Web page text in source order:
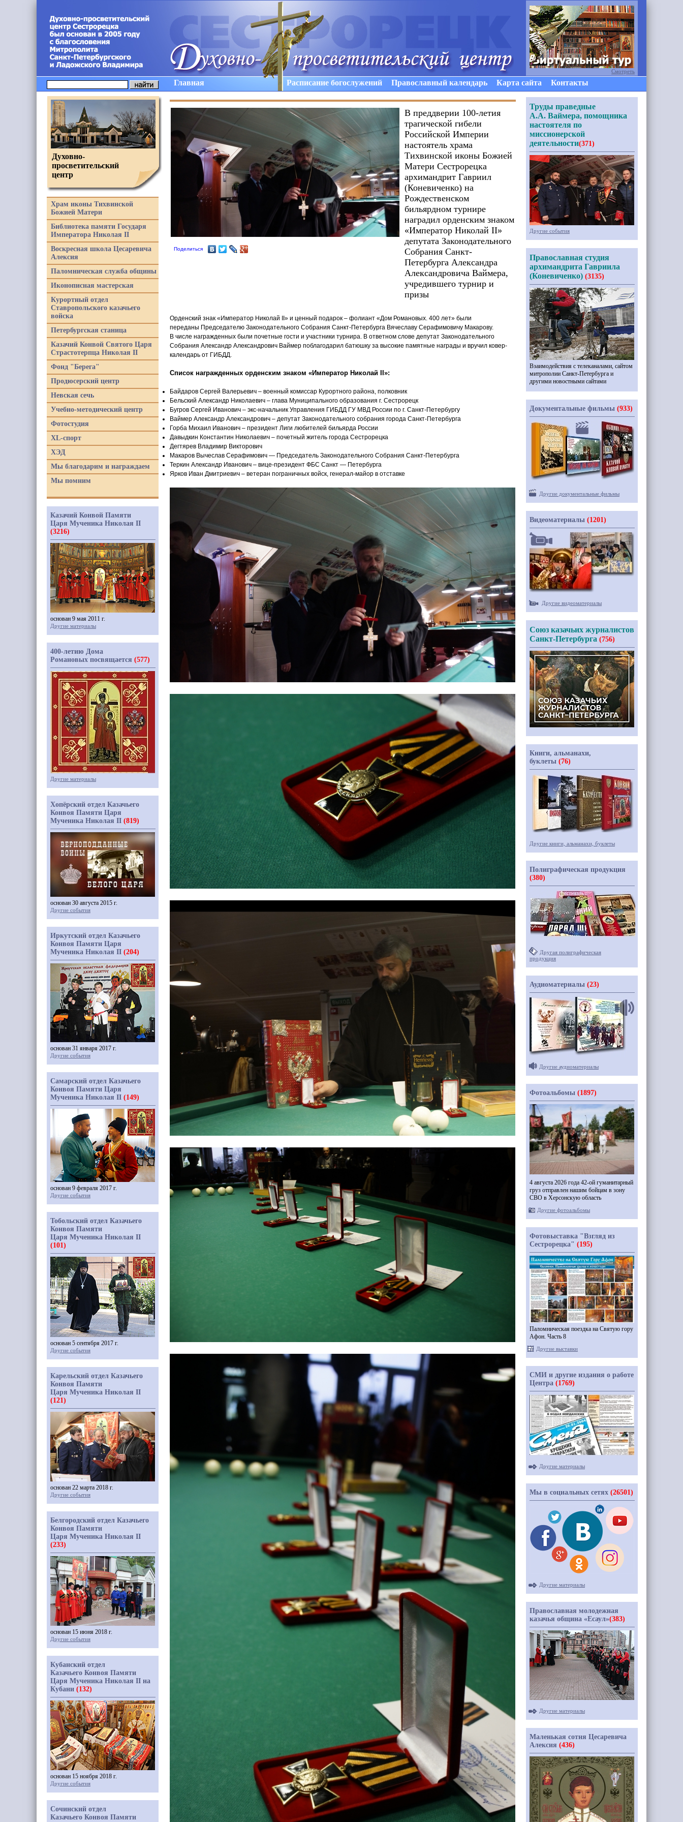
Главная Расписание богослужений Православный календарь Карта сайта Контакты
Поделиться
В преддверии 100-летия
трагической гибели
Российской Империи
настоятель храма
Тихвинской иконы Божией
Матери Сестрорецка
архимандрит Гавриил
(Коневиченко) на
Рождественском
бильярдном турнире
наградил орденским знаком
«Император Николай II»
депутата Законодательного
Собрания Санкт-
Петербурга Александра
Александровича Ваймера,
учредившего турнир и
призы
Орденский знак « Император Николай II» и ценный подарок – фолиант «Дом Романовых. 400 лет» были
переданы Председателю Законодательного Собрания Санкт-Петербурга Вячеславу Серафимовичу Макарову.
В числе награжденных были почетные гости и участники турнира. В ответном слове депутат Законодательного
Собрания Александр Александрович Ваймер поблагодарил батюшку за высокие памятные награды и вручил ковер-
календарь от ГИБДД.
Список награжденных орденским знаком «Император Николай II»:
Байдаров Сергей Валерьевич – военный комиссар Курортного района, полковник
Бельский Александр Николаевич – глава Муниципального образования г. Сестрорецк
Бугров Сергей Иванович – экс-начальник Управления ГИБДД ГУ МВД России по г. Санкт-Петербургу
Ваймер Александр Александрович – депутат Законодательного собрания города Санкт-Петербурга
Горба Михаил Иванович – президент Лиги любителей бильярда России
Давыдкин Константин Николаевич – почетный житель города Сестрорецка
Дегтярев Владимир Викторович
Макаров Вычеслав Серафимович — Председатель Законодательного Собрания Санкт-Петербурга
Теркин Александр Иванович – вице-президент ФБС Санкт — Петербурга
Ярков Иван Дмитриевич – ветеран пограничных войск, генерал-майор в отставке
Духовно-
просветительский
центр
Храм иконы Тихвинской
Божией Матери
Библиотека памяти Государя
Императора Николая II
Воскресная школа Цесаревича
Алексия
Паломническая служба общины
Иконописная мастерская
Курортный отдел
Ставропольского казачьего
войска
Петербургская станица
Казачий Конвой Святого Царя
Страстотерпца Николая II
Фонд "Берега"
Продюсерский центр
Невская сечь
Учебно-методический центр
Фотостудия
XL-спорт
ХЭД
Мы благодарим и награждаем
Мы помним
Казачий Конвой Памяти
Царя Мученика Николая II
(3216)
основан 9 мая 2011 г.
Другие материалы
400-летию Дома
Романовых посвящается (577)
Другие материалы
Хопёрский отдел Казачьего
Конвоя Памяти Царя
Мученика Николая II (819)
основан 30 августа 2015 г.
Другие события
Иркутский отдел Казачьего
Конвоя Памяти Царя
Мученика Николая II (204)
основан 31 января 2017 г.
Другие события
Самарский отдел Казачьего
Конвоя Памяти Царя
Мученика Николая II (149)
основан 9 февраля 2017 г.
Другие события
Тобольский отдел Казачьего
Конвоя Памяти
Царя Мученика Николая II
(101)
основан 5 сентября 2017 г.
Другие события
Карельский отдел Казачьего
Конвоя Памяти
Царя Мученика Николая II
(121)
основан 22 марта 2018 г.
Другие события
Белгородский отдел Казачьего
Конвоя Памяти
Царя Мученика Николая II
(233)
основан 15 июня 2018 г.
Другие события
Кубанский отдел
Казачьего Конвоя Памяти
Царя Мученика Николая II на
Кубани (132)
основан 15 ноября 2018 г.
Другие события
Сочинский отдел
Казачьего Конвоя Памяти
Смотреть
Труды праведные
А.А. Ваймера, помощника
настоятеля по
миссионерской
деятельности(371)
Другие события
Православная студия
архимандрита Гавриила
(Коневиченко) (3135)
Взаимодействия с телеканалами, сайтом
митрополии Санкт-Петербурга и
другими новостными сайтами
Документальные фильмы (933)
Другие документальные фильмы
Видеоматериалы (1201)
Другие видеоматериалы
Союз казачьих журналистов
Санкт-Петербурга (756)
Книги, альманахи,
буклеты (76)
Другие книги, альманахи, буклеты
Полиграфическая продукция
(380)
Другая полиграфическая
продукция
Аудиоматериалы (23)
Другие аудиоматериалы
Фотоальбомы (1897)
4 августа 2026 года 42-ой гуманитарный
груз отправлен нашим бойцам в зону
СВО в Херсонскую область
Другие фотоальбомы
Фотовыставка "Взгляд из
Сестрорецка" (195)
Паломническая поездка на Святую гору
Афон. Часть 8
Другие выставки
СМИ и другие издания о работе
Центра (1769)
Другие материалы
Мы в социальных сетях (26501)
Другие материалы
Православная молодежная
казачья община «Есаул»(383)
Другие материалы
Маленькая сотня Цесаревича
Алексия (436)